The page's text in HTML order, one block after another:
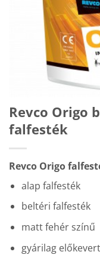
Revco Origo
falfesték
Revco Origo
alap falfesték
beltéri falfesték
matt fehér színű
gyárilag előkevert